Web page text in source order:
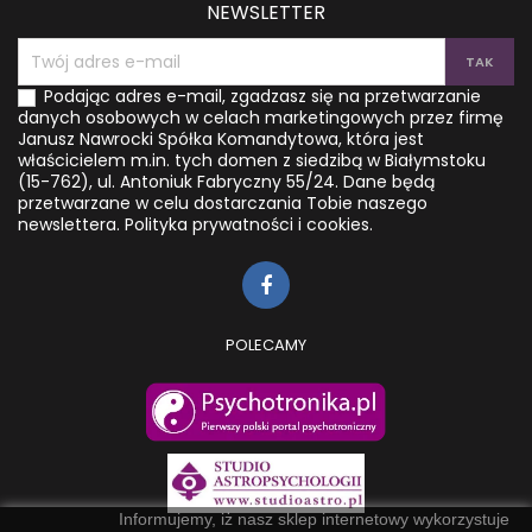
Informujemy, iż nasz sklep internetowy wykorzystuje
NEWSLETTER
Podając adres e-mail, zgadzasz się na przetwarzanie
danych osobowych w celach marketingowych przez firmę
Janusz Nawrocki Spółka Komandytowa, która jest
właścicielem m.in. tych domen z siedzibą w Białymstoku
(15-762), ul. Antoniuk Fabryczny 55/24. Dane będą
przetwarzane w celu dostarczania Tobie naszego
newslettera. Polityka prywatności i cookies.
POLECAMY